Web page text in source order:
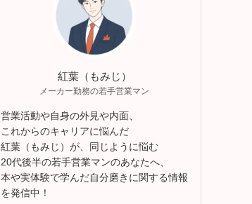
紅葉（もみじ）
メーカー勤務の若手営業マン
営業活動や自身の外見や内面、
これからのキャリアに悩んだ
紅葉（もみじ）が、同じように悩む
20代後半の若手営業マンのあなたへ、
本や実体験で学んだ自分磨きに関する情報
を発信中！